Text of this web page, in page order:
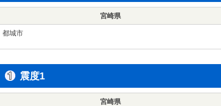
宮崎県
都城市
震度1
宮崎県